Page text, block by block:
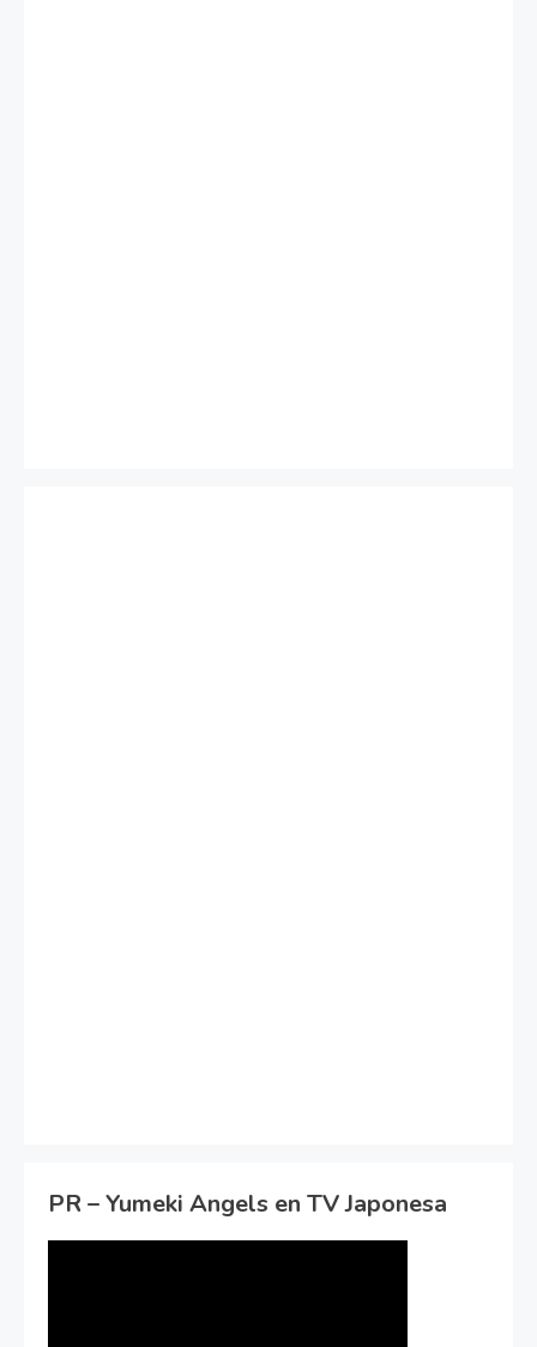
PR – Yumeki Angels en TV Japonesa